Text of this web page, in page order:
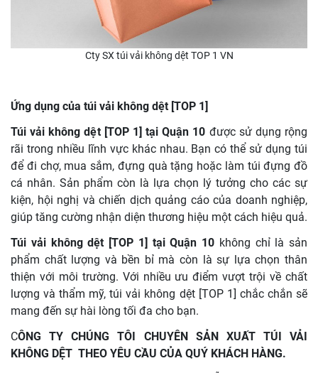
Cty SX túi vải không dệt TOP 1 VN
Ứng dụng của túi vải không dệt [TOP 1]
Túi vải không dệt [TOP 1] tại Quận 10 được sử dụng rộng
rãi trong nhiều lĩnh vực khác nhau. Bạn có thể sử dụng túi
để đi chợ, mua sắm, đựng quà tặng hoặc làm túi đựng đồ
cá nhân. Sản phẩm còn là lựa chọn lý tưởng cho các sự
kiện, hội nghị và chiến dịch quảng cáo của doanh nghiệp,
giúp tăng cường nhận diện thương hiệu một cách hiệu quả.
Túi vải không dệt [TOP 1] tại Quận 10 không chỉ là sản
phẩm chất lượng và bền bỉ mà còn là sự lựa chọn thân
thiện với môi trường. Với nhiều ưu điểm vượt trội về chất
lượng và thẩm mỹ, túi vải không dệt [TOP 1] chắc chắn sẽ
mang đến sự hài lòng tối đa cho bạn.
CÔNG TY CHÚNG TÔI CHUYÊN SẢN XUẤT TÚI VẢI
KHÔNG DỆT THEO YÊU CẦU CỦA QUÝ KHÁCH HÀNG.